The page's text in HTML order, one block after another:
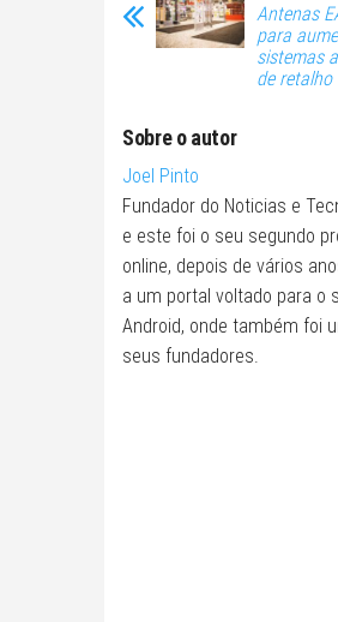
Antenas
para
sistemas
de retalho
Sobre o autor
Joel Pinto
Fundador do Noticias e
e este foi o seu segundo
online, depois de vários
a um portal voltado para o
Android, onde também foi
seus fundadores.